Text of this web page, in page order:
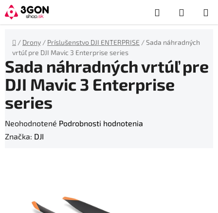
Prejsť
na
obsah
Hľadať
KOŠÍK
Domov
/ Drony / Príslušenstvo DJI ENTERPRISE /Sada náhradných
vrtúľ pre DJI Mavic 3 Enterprise series
Sada náhradných vrtúľ pre
DJI Mavic 3 Enterprise
series
Priemerné
hodnotenie
Neohodnotené Podrobnosti hodnotenia
Značka: DJI